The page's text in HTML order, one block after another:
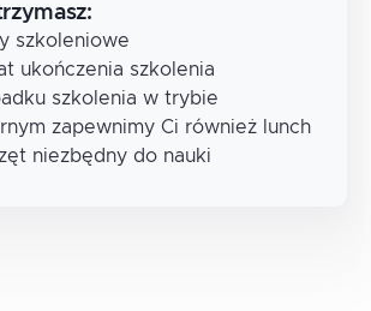
szkoleniowe
ukończenia szkolenia
szkolenia w trybie
zapewnimy Ci również lunch
niezbędny do nauki